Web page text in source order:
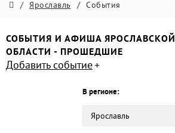
/ Ярославль / События
СОБЫТИЯ И АФИША ЯРОСЛАВСКОЙ
ОБЛАСТИ - ПРОШЕДШИЕ
Добавить событие
В регионе:
Ярославль